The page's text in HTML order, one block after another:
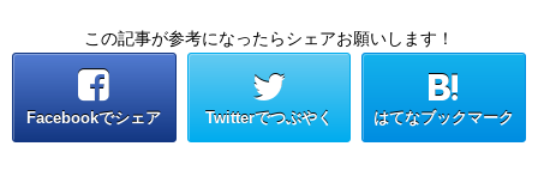
この記事が参考になったらシェアお願いします！
Facebookでシェア Twitterでつぶやく はてなブックマーク